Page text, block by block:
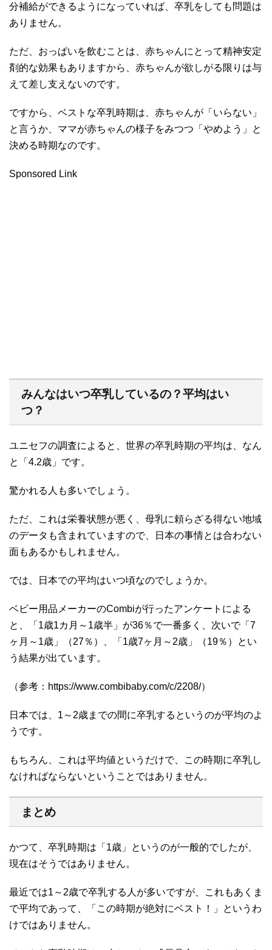
分補給ができるようになっていれば、卒乳をしても問題は
ありません。
ただ、おっぱいを飲むことは、赤ちゃんにとって精神安定
剤的な効果もありますから、赤ちゃんが欲しがる限りは与
えて差し支えないのです。
ですから、ベストな卒乳時期は、赤ちゃんが「いらない」
と言うか、ママが赤ちゃんの様子をみつつ「やめよう」と
決める時期なのです。
Sponsored Link
みんなはいつ卒乳しているの？平均はい
つ？
ユニセフの調査によると、世界の卒乳時期の平均は、なん
と「4.2歳」です。
驚かれる人も多いでしょう。
ただ、これは栄養状態が悪く、母乳に頼らざる得ない地域
のデータも含まれていますので、日本の事情とは合わない
面もあるかもしれません。
では、日本での平均はいつ頃なのでしょうか。
ベビー用品メーカーのCombiが行ったアンケートによる
と、「1歳1カ月～1歳半」が36％で一番多く、次いで「7
ヶ月～1歳」（27％）、「1歳7ヶ月～2歳」（19％）とい
う結果が出ています。
（参考：https://www.combibaby.com/c/2208/）
日本では、1～2歳までの間に卒乳するというのが平均のよ
うです。
もちろん、これは平均値というだけで、この時期に卒乳し
なければならないということではありません。
まとめ
かつて、卒乳時期は「1歳」というのが一般的でしたが、
現在はそうではありません。
最近では1～2歳で卒乳する人が多いですが、これもあくま
で平均であって、「この時期が絶対にベスト！」というわ
けではありません。